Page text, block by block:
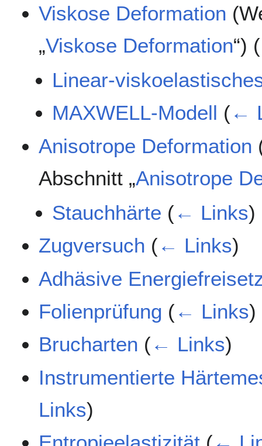
Viskose Deformation
„Viskose Deformation“) (
Linear-
MAXWELL-Modell (←
Anisotrope Deformation
Abschnitt „Anisotrope
Stauchhärte (← Links)
Zugversuch (← Links)
Adhäsive
Folienprüfung (← Links)
Brucharten (← Links)
Instrumentierte
Links)